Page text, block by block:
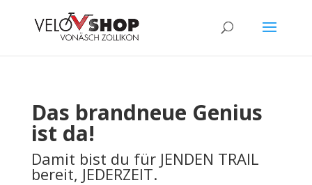
Das brandneue Genius
ist da!
Damit bist du für JENDEN TRAIL
bereit, JEDERZEIT.